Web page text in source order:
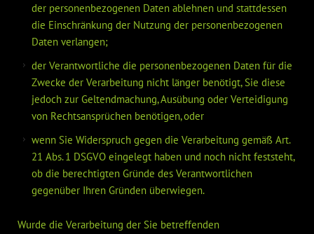
der personenbezogenen Daten ablehnen und stattdessen
die Einschränkung der Nutzung der personenbezogenen
Daten verlangen;
der Verantwortliche die personenbezogenen Daten für die
Zwecke der Verarbeitung nicht länger benötigt, Sie diese
jedoch zur Geltendmachung, Ausübung oder Verteidigung
von Rechtsansprüchen benötigen, oder
wenn Sie Widerspruch gegen die Verarbeitung gemäß Art.
21 Abs. 1 DSGVO eingelegt haben und noch nicht feststeht,
ob die berechtigten Gründe des Verantwortlichen
gegenüber Ihren Gründen überwiegen.
Wurde die Verarbeitung der Sie betreffenden